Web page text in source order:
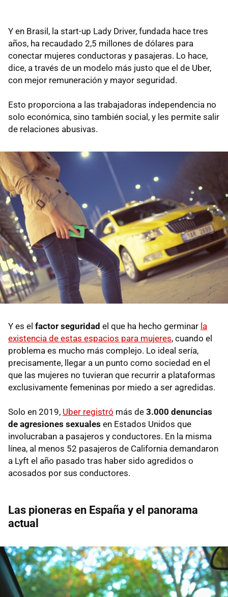
Y en Brasil, la start-up Lady Driver, fundada hace tres
años, ha recaudado 2,5 millones de dólares para
conectar mujeres conductoras y pasajeras. Lo hace,
dice, a través de un modelo más justo que el de Uber,
con mejor remuneración y mayor seguridad.
Esto proporciona a las trabajadoras independencia no
solo económica, sino también social, y les permite salir
de relaciones abusivas.
Y es el factor seguridad el que ha hecho germinar la
existencia de estas espacios para mujeres, cuando el
problema es mucho más complejo. Lo ideal sería,
precisamente, llegar a un punto como sociedad en el
que las mujeres no tuvieran que recurrir a plataformas
exclusivamente femeninas por miedo a ser agredidas.
Solo en 2019, Uber registró más de 3.000 denuncias
de agresiones sexuales en Estados Unidos que
involucraban a pasajeros y conductores. En la misma
línea, al menos 52 pasajeros de California demandaron
a Lyft el año pasado tras haber sido agredidos o
acosados por sus conductores.
Las pioneras en España y el panorama
actual